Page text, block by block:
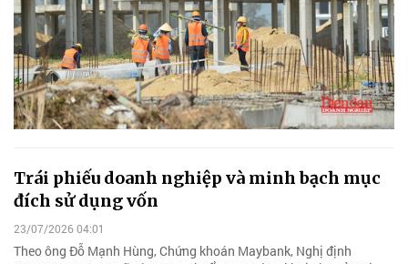
Trái phiếu doanh nghiệp và minh bạch mục
đích sử dụng vốn
23/07/2026 04:01
Theo ông Đỗ Mạnh Hùng, Chứng khoán Maybank, Nghị định